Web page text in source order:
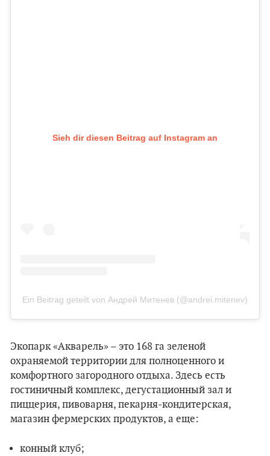
Sieh dir diesen Beitrag auf Instagram an
Ein Beitrag geteilt von Андрей Митенев (@andrei.mitenev)
Экопарк «Акварель» – это 168 га зеленой
охраняемой территории для полноценного и
комфортного загородного отдыха. Здесь есть
гостиничный комплекс, дегустационный зал и
пиццерия, пивоварня, пекарня-кондитерская,
магазин фермерских продуктов, а еще:
конный клуб;